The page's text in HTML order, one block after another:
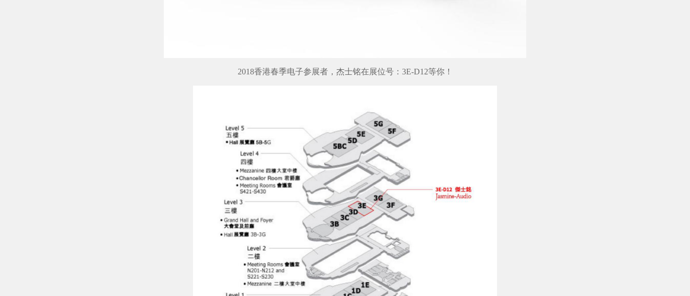
2018香港春季电子参展者，杰士铭在展位号：3E-D12等你！